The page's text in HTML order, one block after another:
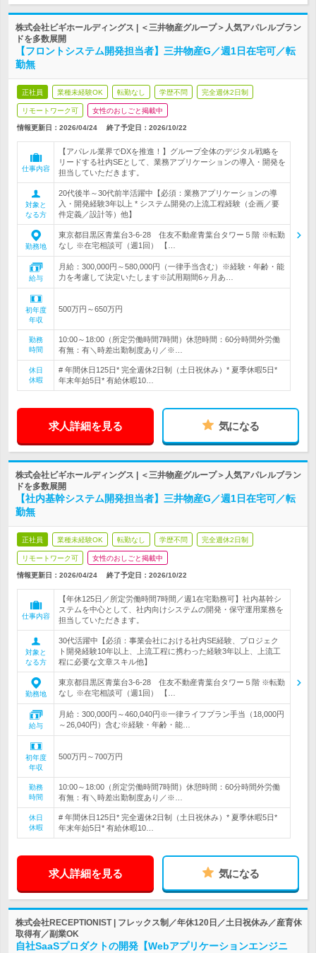
株式会社ビギホールディングス | ＜三井物産グループ＞人気アパレルブラン
ドを多数展開
【フロントシステム開発担当者】三井物産G／週1日在宅可／転
勤無
正社員 業種未経験OK 転勤なし 学歴不問 完全週休2日制
リモートワーク可 女性のおしごと掲載中
情報更新日：2026/04/24 終了予定日： 2026/10/22
仕事内容
【アパレル業界でDXを推進！】グループ全体のデジタル戦略を
リードする社内SEとして、業務アプリケーションの導入・開発を
担当していただきます。
対象と
なる方
20代後半～30代前半活躍中【必須：業務アプリケーションの導
入・開発経験3年以上 * システム開発の上流工程経験（企画／要
件定義／設計等）他】
勤務地
東京都目黒区青葉台3-6-28 住友不動産青葉台タワー５階 ※転勤
なし ※在宅相談可（週1回） 【…
給与
月給：300,000円～580,000円（一律手当含む）※経験・年齢・能
力を考慮して決定いたします※試用期間6ヶ月あ…
初年度
年収
500万円～650万円
勤務
時間
10:00～18:00（所定労働時間7時間）休憩時間：60分時間外労働
有無：有＼時差出勤制度あり／※…
休日
休暇
# 年間休日125日* 完全週休2日制（土日祝休み）* 夏季休暇5日*
年末年始5日* 有給休暇10…
求人詳細を見る 気になる
株式会社ビギホールディングス | ＜三井物産グループ＞人気アパレルブラン
ドを多数展開
【社内基幹システム開発担当者】三井物産G／週1日在宅可／転
勤無
正社員 業種未経験OK 転勤なし 学歴不問 完全週休2日制
リモートワーク可 女性のおしごと掲載中
情報更新日：2026/04/24 終了予定日： 2026/10/22
仕事内容
【年休125日／所定労働時間7時間／週1在宅勤務可】社内基幹シ
ステムを中心として、社内向けシステムの開発・保守運用業務を
担当していただきます。
対象と
なる方
30代活躍中【必須：事業会社における社内SE経験、プロジェク
ト開発経験10年以上、上流工程に携わった経験3年以上、上流工
程に必要な文章スキル他】
勤務地
東京都目黒区青葉台3-6-28 住友不動産青葉台タワー５階 ※転勤
なし ※在宅相談可（週1回） 【…
給与
月給：300,000円～460,040円※一律ライフプラン手当（18,000円
～26,040円）含む※経験・年齢・能…
初年度
年収
500万円～700万円
勤務
時間
10:00～18:00（所定労働時間7時間）休憩時間：60分時間外労働
有無：有＼時差出勤制度あり／※…
休日
休暇
# 年間休日125日* 完全週休2日制（土日祝休み）* 夏季休暇5日*
年末年始5日* 有給休暇10…
求人詳細を見る 気になる
株式会社RECEPTIONIST | フレックス制／年休120日／土日祝休み／産育休
取得有／副業OK
自社SaaSプロダクトの開発【Webアプリケーションエンジニ